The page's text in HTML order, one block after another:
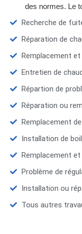
des normes. Le
Recherche de
Réparation de
Remplacement
Entretien de
Répartion de
Réparation ou
Remplacement
Installation de
Remplacement
Problème de
Installation ou
Tous autres